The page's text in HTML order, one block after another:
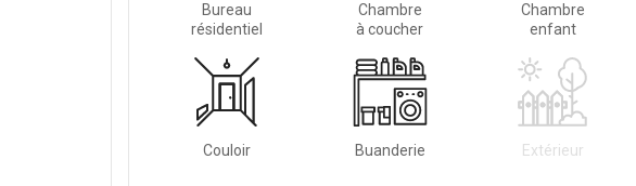
Bureau
résidentiel
Chambre
à coucher
Chambre
enfant
Couloir Buanderie Extérieur